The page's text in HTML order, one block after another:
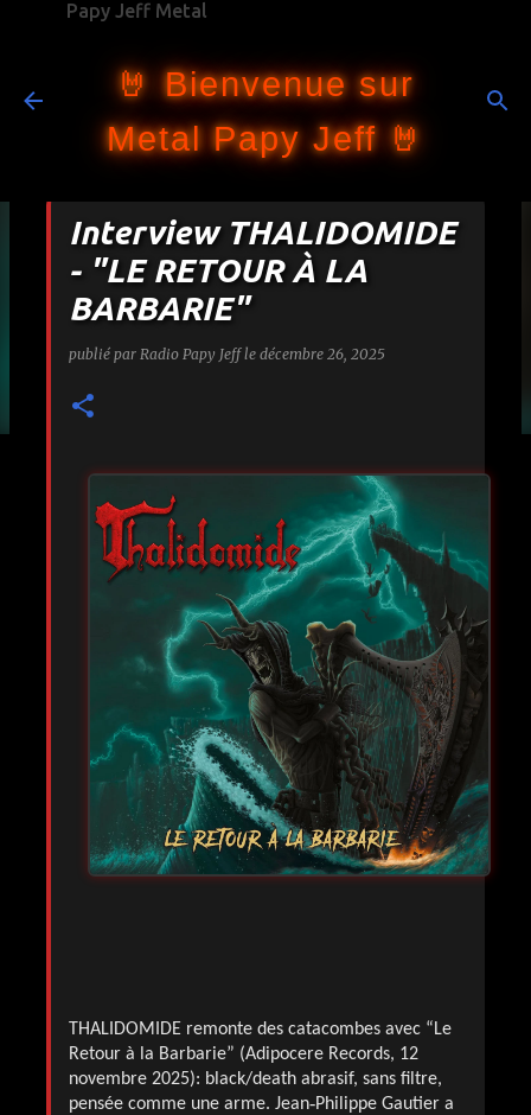
Papy Jeff Metal
🤘 Bienvenue sur
Metal Papy Jeff 🤘
Interview THALIDOMIDE
- "LE RETOUR À LA
BARBARIE"
publié par Radio Papy Jeff le décembre 26, 2025
THALIDOMIDE remonte des catacombes avec “Le
Retour à la Barbarie” (Adipocere Records, 12
novembre 2025): black/death abrasif, sans filtre,
pensée comme une arme. Jean‑Philippe Gautier a